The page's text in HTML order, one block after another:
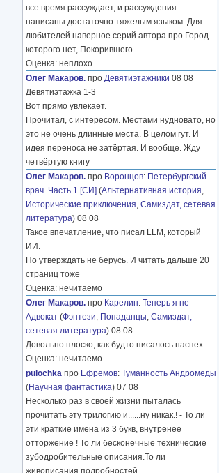
все время рассуждает, и рассуждения
написаны достаточно тяжелым языком. Для
любителей наверное серий автора про Город
которого нет, Покорившего ………
Оценка: неплохо
Олег Макаров. про Девятиэтажники 08 08
Девятиэтажка 1-3
Вот прямо увлекает.
Прочитал, с интересом. Местами нудновато, но
это не очень длинные места. В целом гут. И
идея переноса не затёртая. И вообще. Жду
четвёртую книгу
Олег Макаров. про Воронцов: Петербургский
врач. Часть 1 [СИ] (Альтернативная история,
Исторические приключения, Самиздат, сетевая
литература) 08 08
Такое впечатление, что писал LLM, который
ИИ.
Но утверждать не берусь. И читать дальше 20
страниц тоже
Оценка: нечитаемо
Олег Макаров. про Карелин: Теперь я не
Адвокат (Фэнтези, Попаданцы, Самиздат,
сетевая литература) 08 08
Довольно плоско, как будто писалось наспех
Оценка: нечитаемо
pulochka про Ефремов: Туманность Андромеды
(Научная фантастика) 07 08
Несколько раз в своей жизни пыталась
прочитать эту трилогию и......ну никак.! - То ли
эти краткие имена из 3 букв, внутренее
отторжение ! То ли бесконечные технические
зубодробительные описания.То ли